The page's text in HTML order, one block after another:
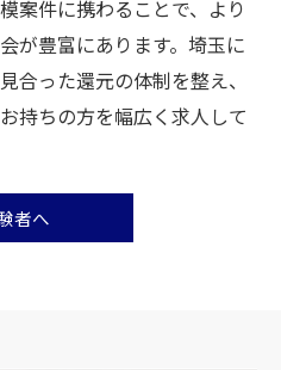
案件に携わることで、より
が豊富にあります。埼玉に
合った還元の体制を整え、
持ちの方を幅広く求人して
者へ